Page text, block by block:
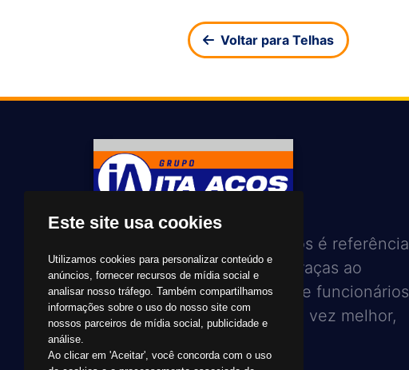
Voltar para Telhas
Com 28 anos, hoje a Ita Aços é referência
em seu setor de atuação, graças ao
trabalho de toda a equipe de funcionários
no sentido de atender, cada vez melhor,
Este site usa cookies
Utilizamos cookies para personalizar conteúdo e
anúncios, fornecer recursos de mídia social e
analisar nosso tráfego. Também compartilhamos
informações sobre o uso do nosso site com
nossos parceiros de mídia social, publicidade e
análise.
Ao clicar em 'Aceitar', você concorda com o uso